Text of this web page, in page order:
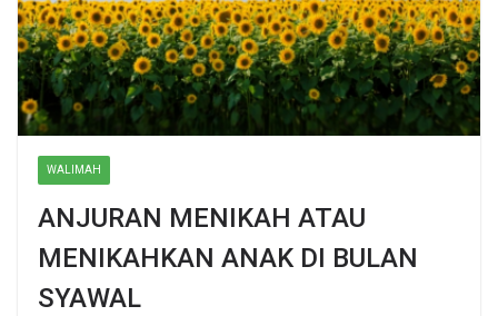
WALIMAH
ANJURAN MENIKAH ATAU
MENIKAHKAN ANAK DI BULAN
SYAWAL